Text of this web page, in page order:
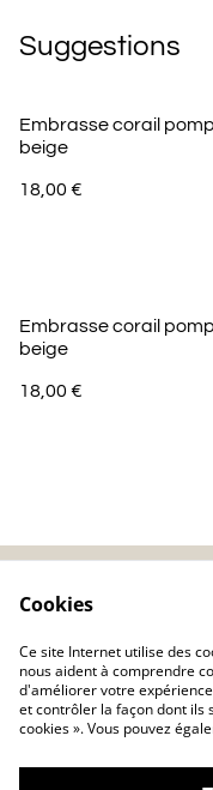
Suggestions
Embrasse corail
beige
18,00 €
Embrasse corail
beige
18,00 €
Cookies
Ce site Internet utilise des
nous aident à comprendre
d'améliorer votre
et contrôler la façon dont ils
cookies ». Vous pouvez